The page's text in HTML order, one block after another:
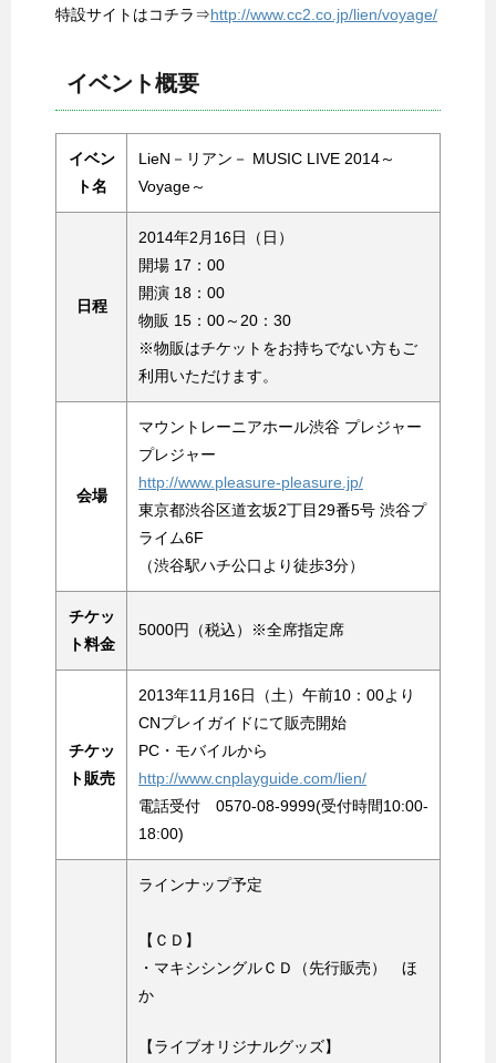
特設サイトはコチラ⇒http://www.cc2.co.jp/lien/voyage/
イベント概要
イベン
ト名
LieN－リアン－ MUSIC LIVE 2014～
Voyage～
日程
2014年2月16日（日）
開場 17：00
開演 18：00
物販 15：00～20：30
※物販はチケットをお持ちでない方もご
利用いただけます。
会場
マウントレーニアホール渋谷 プレジャー
プレジャー
http://www.pleasure-pleasure.jp/
東京都渋谷区道玄坂2丁目29番5号 渋谷プ
ライム6F
（渋谷駅ハチ公口より徒歩3分）
チケッ
ト料金
5000円（税込）※全席指定席
チケッ
ト販売
2013年11月16日（土）午前10：00より
CNプレイガイドにて販売開始
PC・モバイルから
http://www.cnplayguide.com/lien/
電話受付 0570-08-9999(受付時間10:00-
18:00)
ラインナップ予定
【ＣＤ】
・マキシシングルＣＤ（先行販売） ほ
か
【ライブオリジナルグッズ】